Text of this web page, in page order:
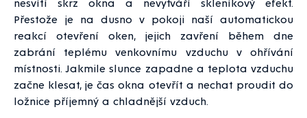
Přestože je na dusno v pokoji naší automatickou
reakcí otevření oken, jejich zavření během dne
zabrání teplému venkovnímu vzduchu v ohřívání
místnosti. Jakmile slunce zapadne a teplota vzduchu
začne klesat, je čas okna otevřít a nechat proudit do
ložnice příjemný a chladnější vzduch.